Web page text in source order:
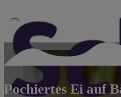
Pochiertes Ei auf